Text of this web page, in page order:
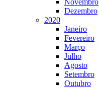
Novembro
Dezembro
2020
Janeiro
Fevereiro
Março
Julho
Agosto
Setembro
Outubro